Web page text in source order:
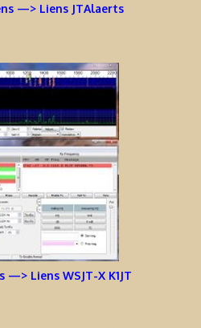
—> Liens JTAlaerts
—> Liens WSJT-X K1JT